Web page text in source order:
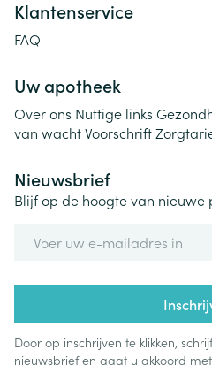
Klantenservice
FAQ
Uw apotheek
Over ons Nuttige links
van wachtVoorschrift
Nieuwsbrief
Blijf op de hoogte van nieuwe
Door op inschrijven te klikken,
nieuwsbrief en gaat u akkoord